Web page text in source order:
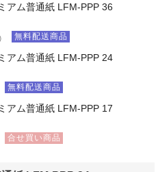
アム普通紙 LFM-PPP 36
無料配送商品
アム普通紙 LFM-PPP 24
無料配送商品
アム普通紙 LFM-PPP 17
合せ買い商品